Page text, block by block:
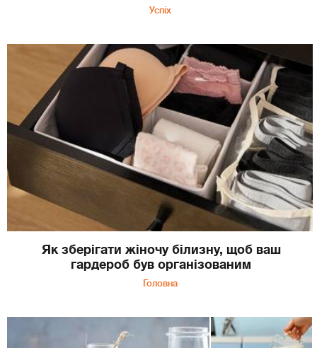
Успіх
Як зберігати жіночу білизну, щоб ваш
гардероб був організованим
Головна